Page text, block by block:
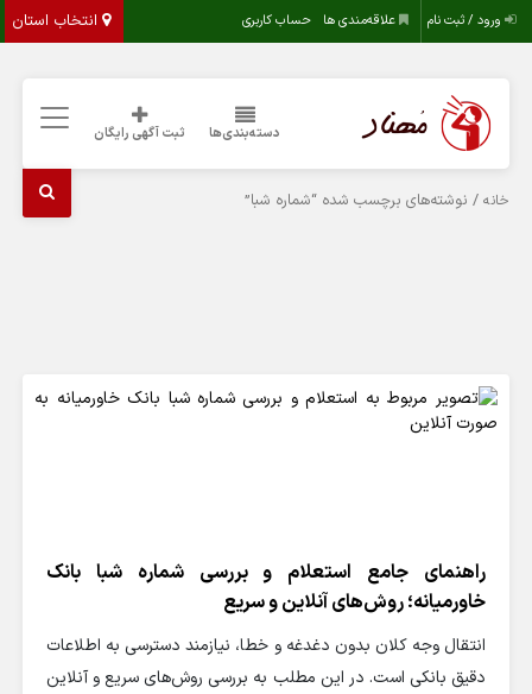
انتخاب استان ورود / ثبت نام علاقه‌مندی ها حساب کاربری
دسته‌بندی‌ها ثبت آگهی رایگان
خانه / نوشته‌های برچسب شده “شماره شبا”
راهنمای جامع استعلام و بررسی شماره شبا بانک
خاورمیانه؛ روش‌های آنلاین و سریع
انتقال وجه کلان بدون دغدغه و خطا، نیازمند دسترسی به اطلاعات
دقیق بانکی است. در این مطلب به بررسی روش‌های سریع و آنلاین